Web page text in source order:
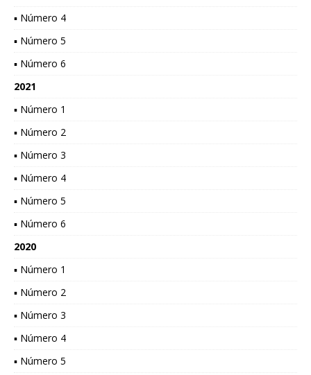
▪ Número 4
▪ Número 5
▪ Número 6
2021
▪ Número 1
▪ Número 2
▪ Número 3
▪ Número 4
▪ Número 5
▪ Número 6
2020
▪ Número 1
▪ Número 2
▪ Número 3
▪ Número 4
▪ Número 5